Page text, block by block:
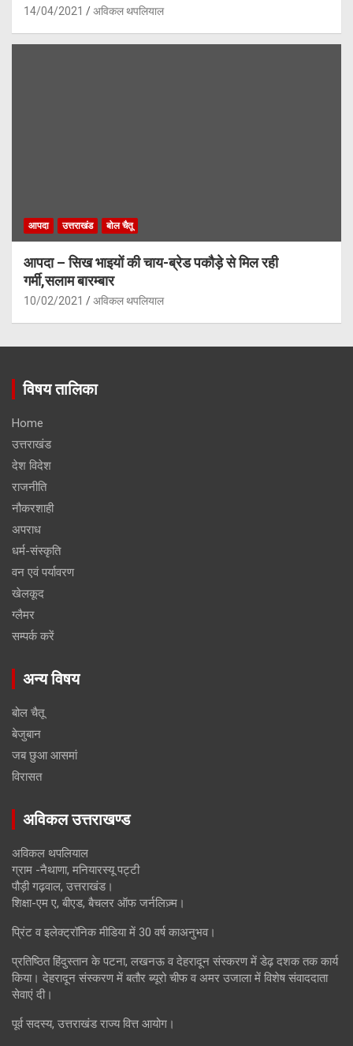
14/04/2021 अविकल थपलियाल
आपदा उत्तराखंड बोल चैतू
आपदा – सिख भाइयों की चाय-ब्रेड पकौड़े से मिल रही
गर्मी,सलाम बारम्बार
10/02/2021 अविकल थपलियाल
विषय तालिका
Home
उत्तराखंड
देश विदेश
राजनीति
नौकरशाही
अपराध
धर्म-संस्कृति
वन एवं पर्यावरण
खेलकूद
ग्लैमर
सम्पर्क करें
अन्य विषय
बोल चैतू
बेजुबान
जब छुआ आसमां
विरासत
अविकल उत्तराखण्ड
अविकल थपलियाल
ग्राम -नैथाणा, मनियारस्यू पट्टी
पौड़ी गढ़वाल, उत्तराखंड।
शिक्षा-एम ए, बीएड, बैचलर ऑफ जर्नलिज़्म।
प्रिंट व इलेक्ट्रॉनिक मीडिया में 30 वर्ष काअनुभव।
प्रतिष्ठित हिंदुस्तान के पटना, लखनऊ व देहरादून संस्करण में डेढ़ दशक तक कार्य
किया। देहरादून संस्करण में बतौर ब्यूरो चीफ व अमर उजाला में विशेष संवाददाता
सेवाएं दी।
पूर्व सदस्य, उत्तराखंड राज्य वित्त आयोग।